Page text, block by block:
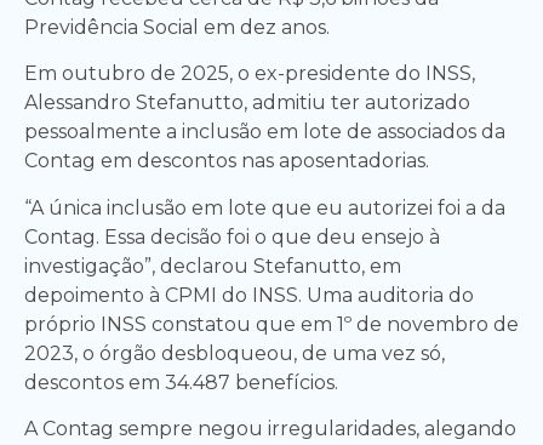
Previdência Social em dez anos.
Em outubro de 2025, o ex-presidente do INSS,
Alessandro Stefanutto, admitiu ter autorizado
pessoalmente a inclusão em lote de associados da
Contag em descontos nas aposentadorias.
“A única inclusão em lote que eu autorizei foi a da
Contag. Essa decisão foi o que deu ensejo à
investigação”, declarou Stefanutto, em
depoimento à CPMI do INSS. Uma auditoria do
próprio INSS constatou que em 1º de novembro de
2023, o órgão desbloqueou, de uma vez só,
descontos em 34.487 benefícios.
A Contag sempre negou irregularidades, alegando